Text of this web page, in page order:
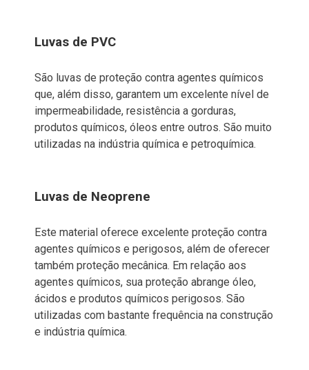
Luvas de PVC
São luvas de proteção contra agentes químicos
que, além disso, garantem um excelente nível de
impermeabilidade, resistência a gorduras,
produtos químicos, óleos entre outros. São muito
utilizadas na indústria química e petroquímica.
Luvas de Neoprene
Este material oferece excelente proteção contra
agentes químicos e perigosos, além de oferecer
também proteção mecânica. Em relação aos
agentes químicos, sua proteção abrange óleo,
ácidos e produtos químicos perigosos. São
utilizadas com bastante frequência na construção
e indústria química.